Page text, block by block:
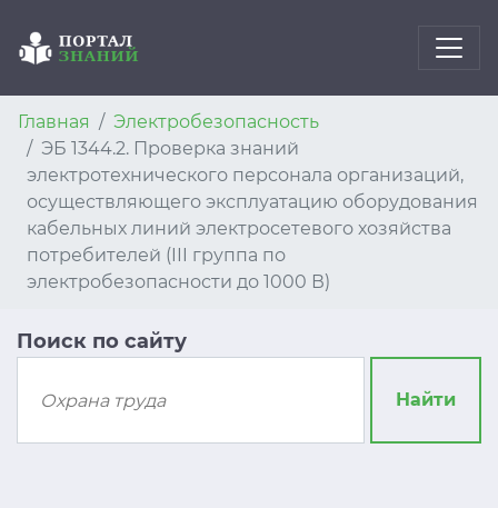
Главная
Электробезопасность
ЭБ 1344.2. Проверка знаний
электротехнического персонала организаций,
осуществляющего эксплуатацию оборудования
кабельных линий электросетевого хозяйства
потребителей (III группа по
электробезопасности до 1000 В)
Поиск по сайту
Найти